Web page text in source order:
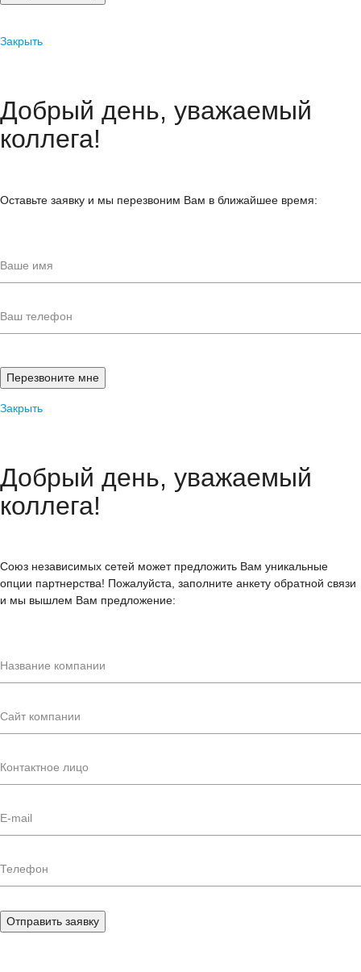
Закрыть
Добрый день, уважаемый
коллега!
Оставьте заявку и мы перезвоним Вам в ближайшее время:
Закрыть
Добрый день, уважаемый
коллега!
Союз независимых сетей может предложить Вам уникальные
опции партнерства! Пожалуйста, заполните анкету обратной связи
и мы вышлем Вам предложение:
Отправить заявку